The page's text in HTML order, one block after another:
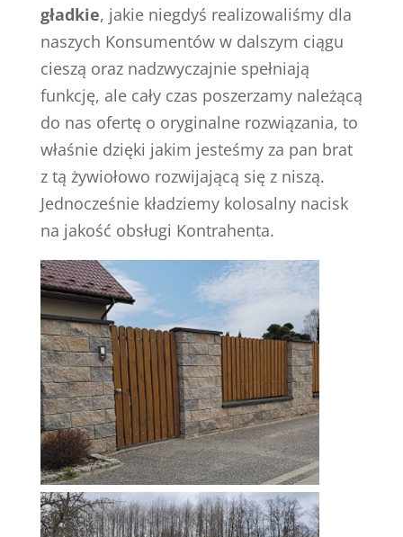
gładkie, jakie niegdyś realizowaliśmy dla
naszych Konsumentów w dalszym ciągu
cieszą oraz nadzwyczajnie spełniają
funkcję, ale cały czas poszerzamy należącą
do nas ofertę o oryginalne rozwiązania, to
właśnie dzięki jakim jesteśmy za pan brat
z tą żywiołowo rozwijającą się z niszą.
Jednocześnie kładziemy kolosalny nacisk
na jakość obsługi Kontrahenta.